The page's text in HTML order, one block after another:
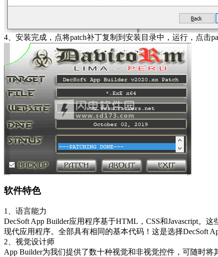
4、安装完成，点将patch补丁复制到安装目录中，运行，点击
软件特色
1、语言能力
DecSoft App Builder应用程序基于HTML，CSS和Javascript。
现代应用程序。全部具有相同的基本代码！这是选择DecSoft
2、视觉设计师
App Builder为我们提供了数十种视觉和非视觉控件，可随时